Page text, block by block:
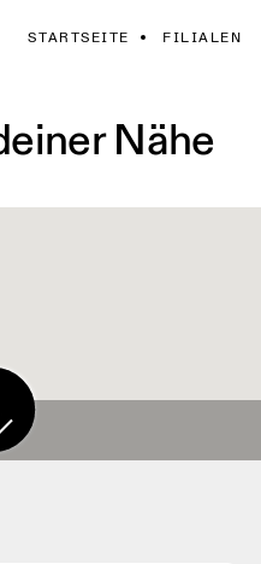
STARTSEITE FILIALEN
Nähe